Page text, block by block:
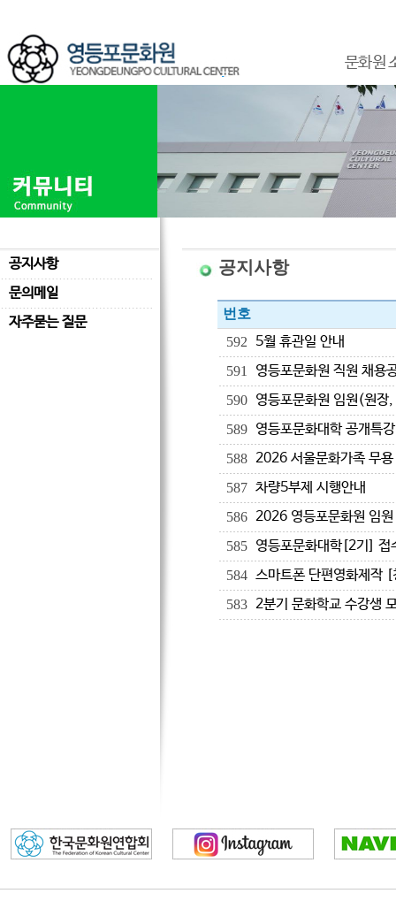
문화원
공지사항
문의메일
자주묻는 질문
공지사항
번호
592
5월 휴관일 안내
591 영등포문화원 직원 채용
590 영등포문화원 임원(원장
589 영등포문화대학 공개특
588 2026 서울문화가족 무
587 차량5부제 시행안내
586 2026 영등포문화원 임
585 영등포문화대학[2기] 접
584 스마트폰 단편영화제작
583 2분기 문화학교 수강생